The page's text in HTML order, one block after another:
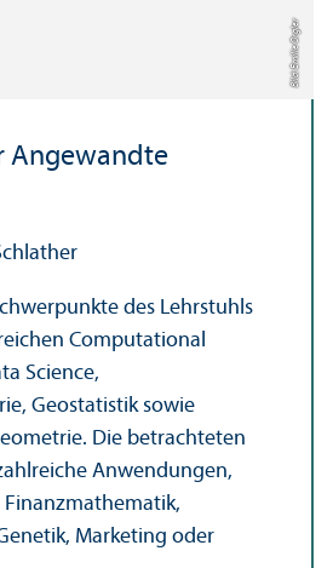
Bild: Emilie Orgler
Angewandte
des Lehr­stuhls
Computational
Science,
Geostatistik sowie
Die betrachteten
Anwendungen,
Finanz­mathematik,
Marketing oder